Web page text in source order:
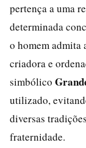
pertença a uma
determinada
o homem admita
criadora e
simbólico
utilizado,
diversas
fraternidade.